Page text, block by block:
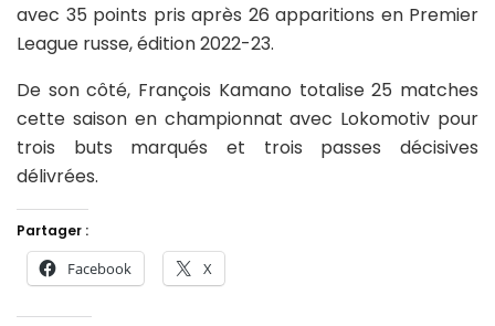
avec 35 points pris après 26 apparitions en Premier
League russe, édition 2022-23.
De son côté, François Kamano totalise 25 matches
cette saison en championnat avec Lokomotiv pour
trois buts marqués et trois passes décisives
délivrées.
Partager :
Facebook X